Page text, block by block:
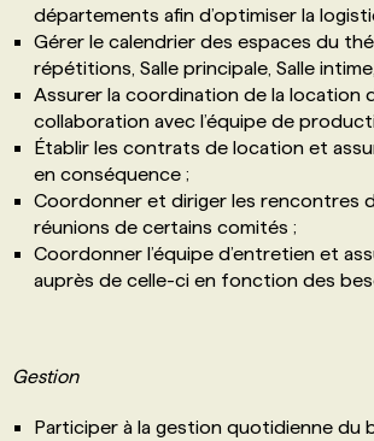
départements afin d’optimiser la
Gérer le calendrier des espaces du
répétitions, Salle principale, Salle
Assurer la coordination de la location
collaboration avec l’équipe de
Établir les contrats de location et
en conséquence ;
Coordonner et diriger les rencontres
réunions de certains comités ;
Coordonner l’équipe d’entretien et
auprès de celle-ci en fonction des
Gestion
Participer à la gestion quotidienne du